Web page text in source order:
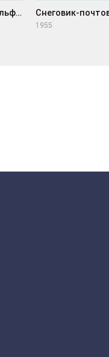
Олененок Рудольф (1998)
1955